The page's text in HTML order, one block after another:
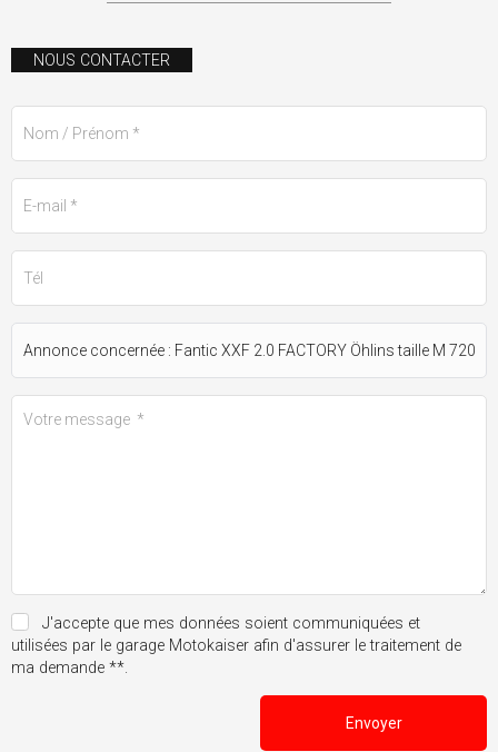
NOUS CONTACTER
J'accepte que mes données soient communiquées et
utilisées par le garage Motokaiser afin d'assurer le traitement de
ma demande **.
Envoyer